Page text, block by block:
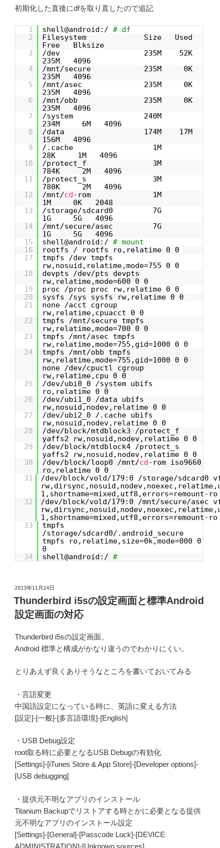
初期化した直後にdfを取り直したので追記
1 shell@android:/ # df
2
Filesystem Size Used
Free Blksize
3
/dev 235M 52K
235M 4096
4
/mnt/secure 235M 0K
235M 4096
5
/mnt/asec 235M 0K
235M 4096
6
/mnt/obb 235M 0K
235M 4096
7
/system 240M
234M 6M 4096
8
/data 174M 17M
156M 4096
9
/.cache 1M
28K 1M 4096
10
/protect_f 3M
784K 2M 4096
11
/protect_s 3M
780K 2M 4096
12
/mnt/cd-rom 1M
1M 0K 2048
13
/storage/sdcard0 7G
1G 5G 4096
14
/mnt/secure/asec 7G
1G 5G 4096
15
shell@android:/ # mount
16
rootfs / rootfs ro,relatime 0 0
17
tmpfs /dev tmpfs
rw,nosuid,relatime,mode=755 0 0
18
devpts /dev/pts devpts
rw,relatime,mode=600 0 0
19
proc /proc proc rw,relatime 0 0
20
sysfs /sys sysfs rw,relatime 0 0
21
none /acct cgroup
rw,relatime,cpuacct 0 0
22
tmpfs /mnt/secure tmpfs
rw,relatime,mode=700 0 0
23
tmpfs /mnt/asec tmpfs
rw,relatime,mode=755,gid=1000 0 0
24
tmpfs /mnt/obb tmpfs
rw,relatime,mode=755,gid=1000 0 0
none /dev/cpuctl cgroup
rw,relatime,cpu 0 0
25
/dev/ubi0_0 /system ubifs
ro,relatime 0 0
26
/dev/ubi1_0 /data ubifs
rw,nosuid,nodev,relatime 0 0
27
/dev/ubi2_0 /.cache ubifs
rw,nosuid,nodev,relatime 0 0
28
/dev/block/mtdblock3 /protect_f
yaffs2 rw,nosuid,nodev,relatime 0 0
29
/dev/block/mtdblock4 /protect_s
yaffs2 rw,nosuid,nodev,relatime 0 0
30
/dev/block/loop0 /mnt/cd-rom iso9660
ro,relatime 0 0
31
/dev/block/vold/179:0 /storage/sdcard0
1,shortname=mixed,utf8,errors=remount-
32
/dev/block/vold/179:0 /mnt/secure/asec
1,shortname=mixed,utf8,errors=remount-
33
tmpfs
/storage/sdcard0/.android_secure
tmpfs ro,relatime,size=0k,mode=000 0
0
34
shell@android:/ #
投
稿
日:
2013年11月24日
Thunderbird i5sの設定画面と標準Android
設定画面の対応
Thunderbird i5sの設定画面。
Android 標準と構成がかなり違うのでわかりにくい。
とりあえず良くありそうなところを書いておいてみる
・言語変更
中国語設定になっている時に、英語に変える方法
[設定]-[一般]-[多言語環境]-[English]
・USB Debug設定
root取る時に必要となるUSB Debugの有効化
[Settings]-[iTunes Store & App Store]-[Developer options]-
[USB debugging]
・提供元不明なアプリのインストール
Titanium Backupでリストアする時とかに必要となる提供
元不明なアプリのインストール設定
[Settings]-[General]-[Passcode Lock]-[DEVICE
ADMINISTRATION]-[Unknown sources]